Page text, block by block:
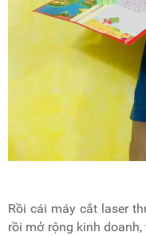
Rồi cái máy cắt laser
rồi mở rộng kinh